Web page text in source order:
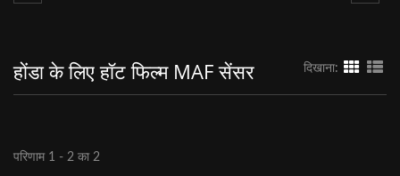
होंडा के लिए हॉट फिल्म MAF सेंसर दिखाना:
परिणाम 1 - 2 का 2